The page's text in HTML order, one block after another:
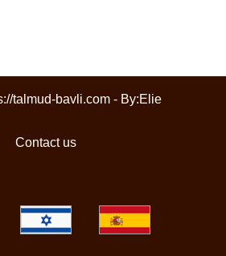
talmud-bavli.com - By:Elie
Contact us